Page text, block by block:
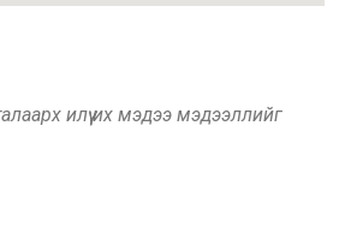
илүү их мэдээ мэдээллийг